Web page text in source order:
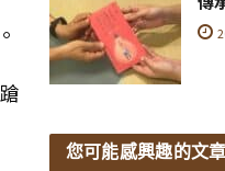
您可能感興趣的文章